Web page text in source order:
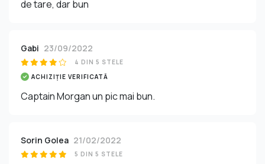
de tare, dar bun
Gabi 23/09/2022
4 DIN 5 STELE
ACHIZIȚIE VERIFICATĂ
Captain Morgan un pic mai bun.
Sorin Golea 21/02/2022
5 DIN 5 STELE